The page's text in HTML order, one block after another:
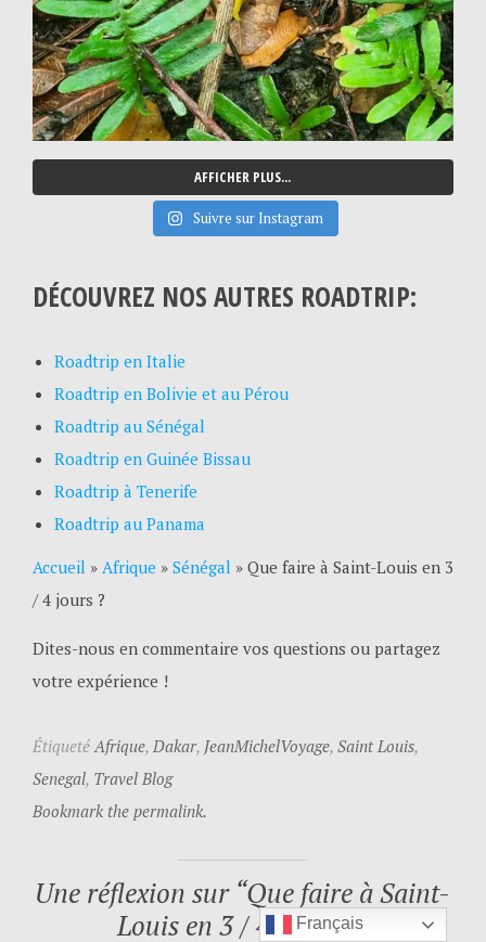
AFFICHER PLUS...
Suivre sur Instagram
DÉCOUVREZ NOS AUTRES ROADTRIP:
Roadtrip en Italie
Roadtrip en Bolivie et au Pérou
Roadtrip au Sénégal
Roadtrip en Guinée Bissau
Roadtrip à Tenerife
Roadtrip au Panama
Accueil » Afrique » Sénégal »Que faire à Saint-Louis en 3
/ 4 jours ?
Dites-nous en commentaire vos questions ou partagez
votre expérience !
ÉtiquetéAfrique, Dakar, JeanMichelVoyage, Saint Louis,
Senegal, Travel Blog
Bookmark the permalink.
Une réflexion sur “Que faire à Saint-
Louis en 3 / 4 jours ?”
Français